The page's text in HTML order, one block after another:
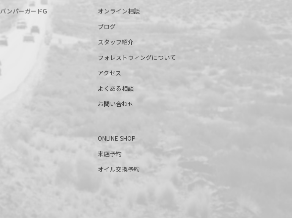
バンパーガードG
オンライン相談
ブログ
スタッフ紹介
フォレストウィングについて
アクセス
よくある相談
お問い合わせ
ONLINE SHOP
来店予約
オイル交換予約